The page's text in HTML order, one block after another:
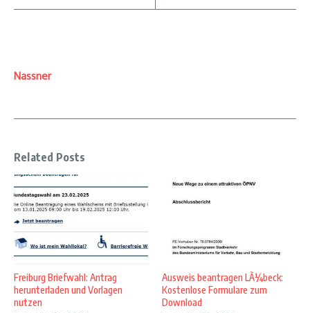
Nassner
Related Posts
Freiburg Briefwahl: Antrag
herunterladen und Vorlagen
nutzen
Ausweis beantragen LÃ¼beck:
Kostenlose Formulare zum
Download